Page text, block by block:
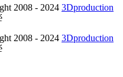
2008 - 2024 3Dproduction
2008 - 2024 3Dproduction